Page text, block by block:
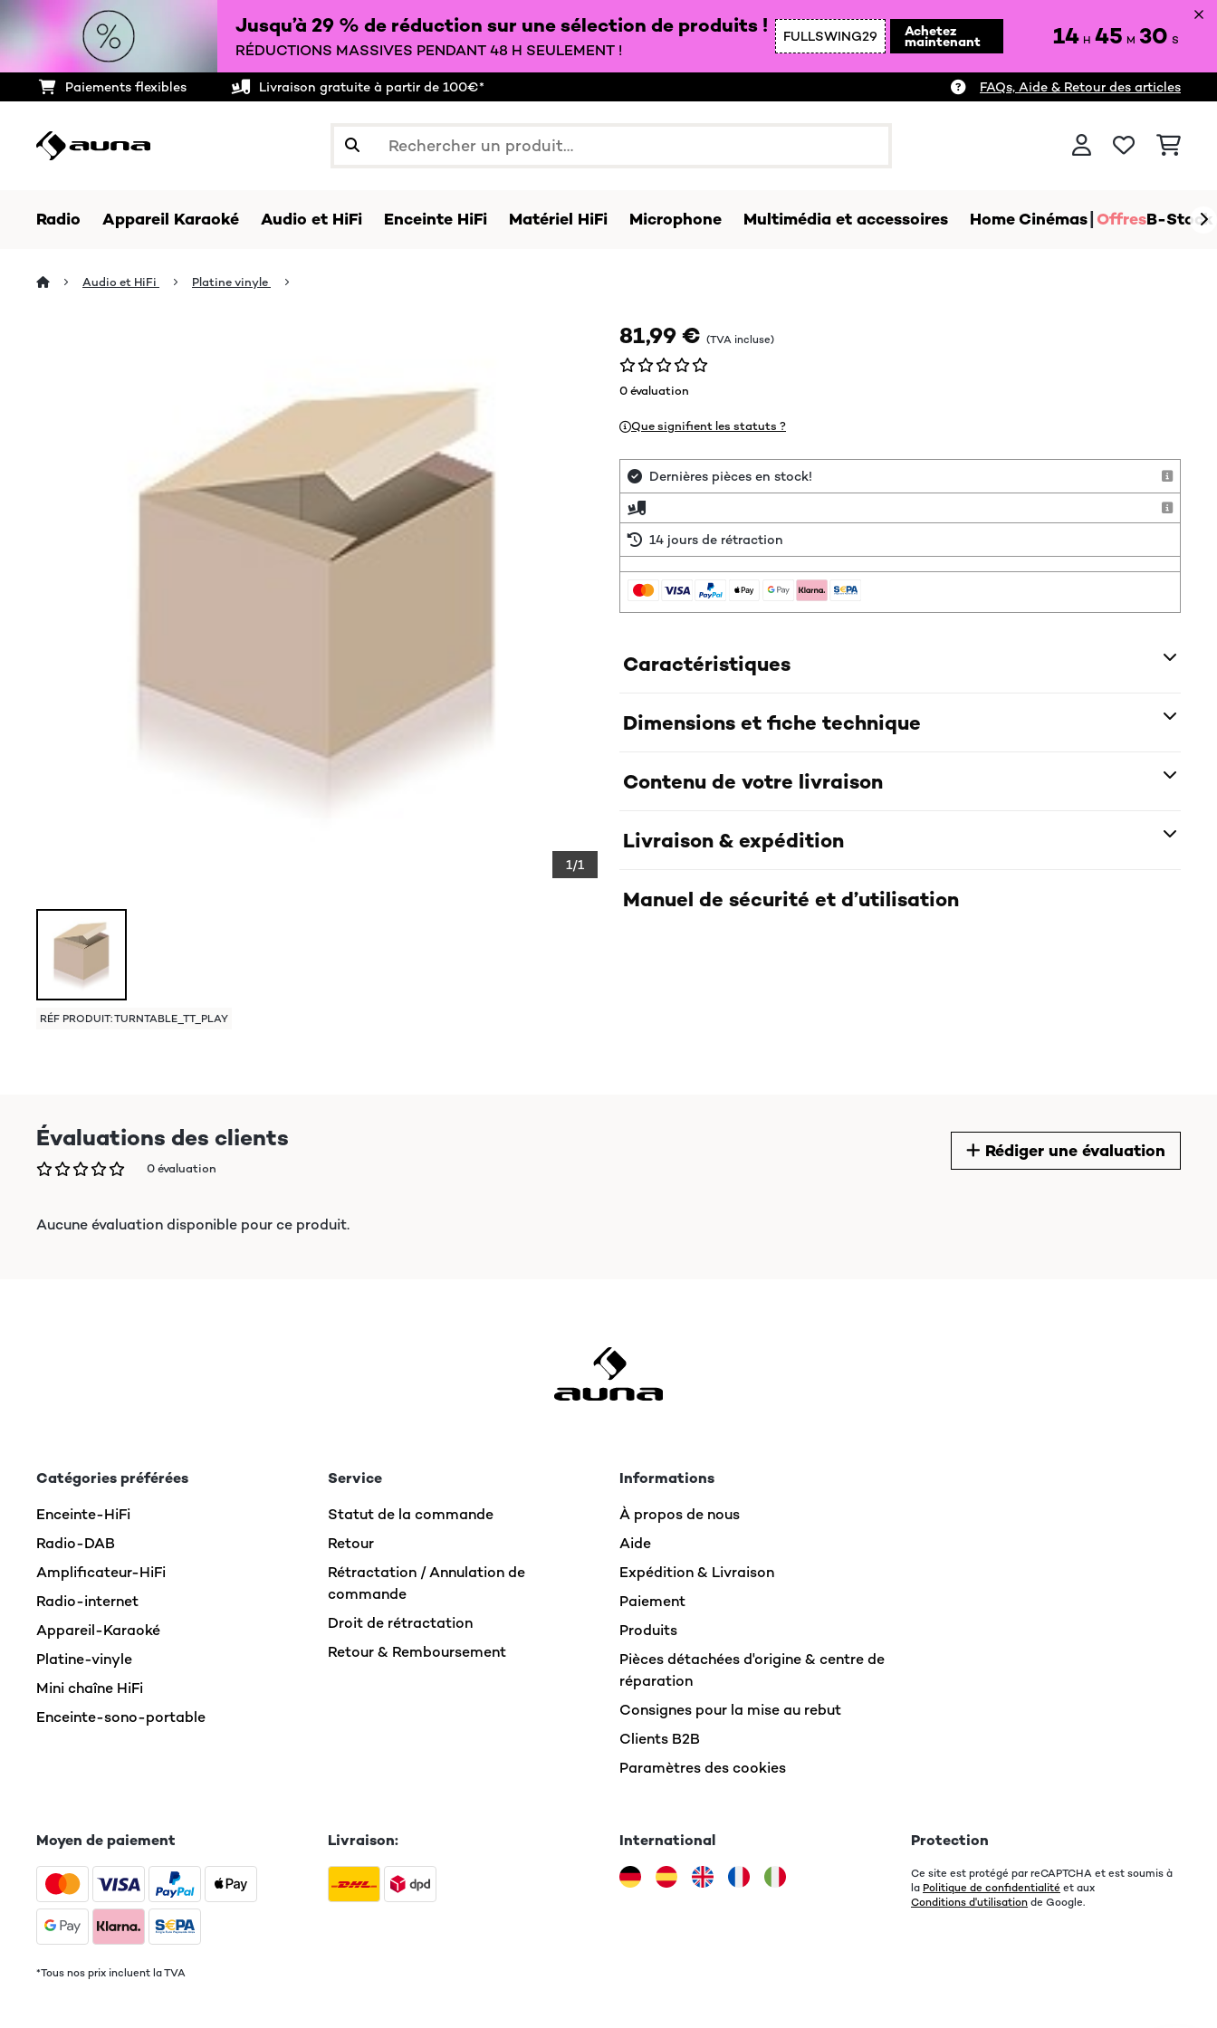
Jusqu’à 29 % de réduction sur une sélection de produits !
RÉDUCTIONS MASSIVES PENDANT 48 H SEULEMENT !
FULLSWING29 Achetez
maintenant 14 H 45 M 29 S
Paiements flexibles Livraison gratuite à partir de 100€* FAQs, Aide & Retour des articles
Radio Appareil Karaoké Audio et HiFi Enceinte HiFi Matériel HiFi Microphone Multimédia et accessoires Home Cinémas OffresB-Stock
Audio et HiFi Platine vinyle
1/1
RÉF PRODUIT: TURNTABLE_TT_PLAY
81,99 € (TVA incluse)
0 évaluation
Que signifient les statuts ?
Dernières pièces en stock!
14 jours de rétraction
Caractéristiques
Dimensions et fiche technique
Contenu de votre livraison
Livraison & expédition
Manuel de sécurité et d’utilisation
Évaluations des clients
0 évaluation
Rédiger une évaluation
Aucune évaluation disponible pour ce produit.
Catégories préférées
Enceinte-HiFi
Radio-DAB
Amplificateur-HiFi
Radio-internet
Appareil-Karaoké
Platine-vinyle
Mini chaîne HiFi
Enceinte-sono-portable
Service
Statut de la commande
Retour
Rétractation / Annulation de
commande
Droit de rétractation
Retour & Remboursement
Informations
À propos de nous
Aide
Expédition & Livraison
Paiement
Produits
Pièces détachées d'origine & centre de
réparation
Consignes pour la mise au rebut
Clients B2B
Paramètres des cookies
Moyen de paiement
*Tous nos prix incluent la TVA
Livraison: International Protection
Ce site est protégé par reCAPTCHA et est soumis à
la Politique de confidentialité et aux
Conditions d'utilisation de Google.